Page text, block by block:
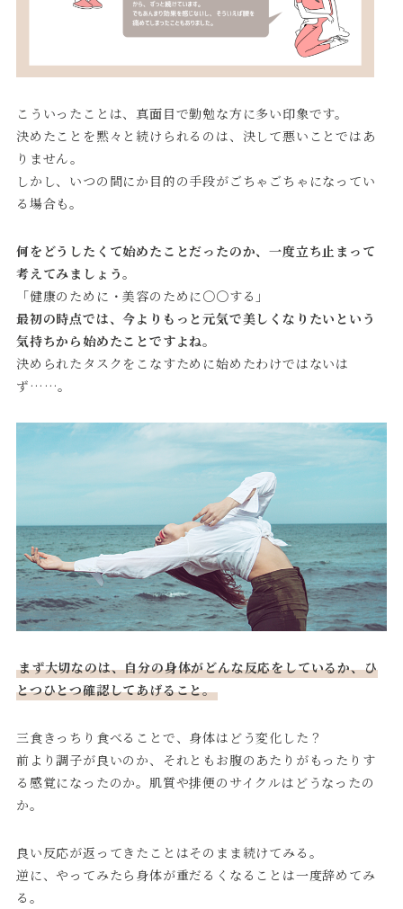
こういったことは、真面目で勤勉な方に多い印象です。
決めたことを黙々と続けられるのは、決して悪いことではあ
りません。
しかし、いつの間にか目的の手段がごちゃごちゃになってい
る場合も。
何をどうしたくて始めたことだったのか、一度立ち止まって
考えてみましょう。
「健康のために・美容のために〇〇する」
最初の時点では、今よりもっと元気で美しくなりたいという
気持ちから始めたことですよね。
決められたタスクをこなすために始めたわけではないは
ず……。
まず大切なのは、自分の身体がどんな反応をしているか、ひ
とつひとつ確認してあげること。
三食きっちり食べることで、身体はどう変化した？
前より調子が良いのか、それともお腹のあたりがもったりす
る感覚になったのか。肌質や排便のサイクルはどうなったの
か。
良い反応が返ってきたことはそのまま続けてみる。
逆に、やってみたら身体が重だるくなることは一度辞めてみ
る。